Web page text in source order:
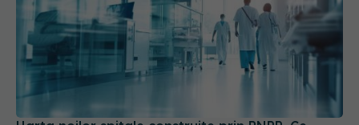
Harta noilor spitale construite prin PNRR. Ce
orașe vor avea unități medicale moderne
28 iul 2026, 11:33